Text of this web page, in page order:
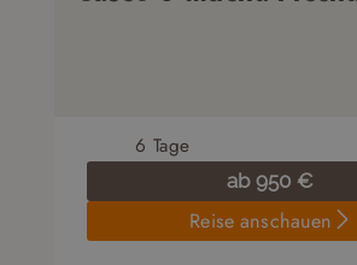
6 Tage
ab 950 €
Reise anschauen